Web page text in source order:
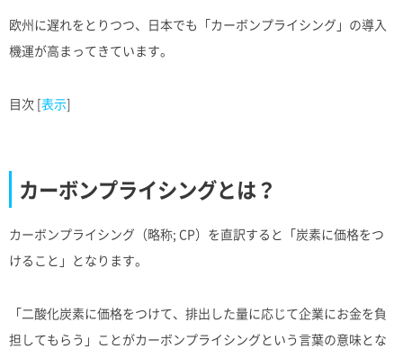
欧州に遅れをとりつつ、日本でも「カーボンプライシング」の導入
機運が高まってきています。
目次 [表示]
カーボンプライシングとは？
カーボンプライシング（略称; CP）を直訳すると「炭素に価格をつ
けること」となります。
「二酸化炭素に価格をつけて、排出した量に応じて企業にお金を負
担してもらう」ことがカーボンプライシングという言葉の意味とな